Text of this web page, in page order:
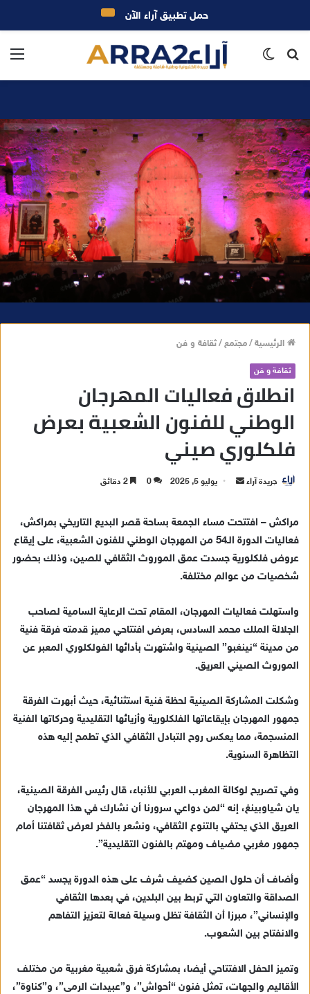
بحث
الرئيسية/مجتمع/ثقافة و فن
ثقافة و فن
انطلاق فعاليات المهرجان
الوطني للفنون الشعبية بعرض
فلكلوري صيني
جريدة آراء
ر
ي
ا
إ
ل
ك
ر
و
يوليو 5, 2025 0
مراكش – افتتحت مساء الجمعة بساحة قصر البديع التاريخي بمراكش،
فعاليات الدورة الـ54 من المهرجان الوطني للفنون الشعبية، على إيقاع
عروض فلكلورية جسدت عمق الموروث الثقافي للصين، وذلك بحضور
شخصيات من عوالم مختلفة.
واستهلت فعاليات المهرجان، المقام تحت الرعاية السامية لصاحب
الجلالة الملك محمد السادس، بعرض افتتاحي مميز قدمته فرقة فنية
من مدينة “نينغبو” الصينية واشتهرت بأدائها الفولكلوري المعبر عن
الموروث الصيني العريق.
وشكلت المشاركة الصينية لحظة فنية استثنائية، حيث أبهرت الفرقة
جمهور المهرجان بإيقاعاتها الفلكلورية وأزيائها التقليدية وحركاتها الفنية
المنسجمة، مما يعكس روح التبادل الثقافي الذي تطمح إليه هذه
التظاهرة السنوية.
وفي تصريح لوكالة المغرب العربي للأنباء، قال رئيس الفرقة الصينية،
يان شياوبينغ، إنه “لمن دواعي سرورنا أن نشارك في هذا المهرجان
العريق الذي يحتفي بالتنوع الثقافي، ونشعر بالفخر لعرض ثقافتنا أمام
جمهور مغربي مضياف ومهتم بالفنون التقليدية”.
وأضاف أن حلول الصين كضيف شرف على هذه الدورة يجسد “عمق
الصداقة والتعاون التي تربط بين البلدين، في بعدها الثقافي
والإنساني”، مبرزا أن الثقافة تظل وسيلة فعالة لتعزيز التفاهم
والانفتاح بين الشعوب.
وتميز الحفل الافتتاحي أيضا، بمشاركة فرق شعبية مغربية من مختلف
الأقاليم والجهات، تمثل فنون “أحواش”، و”عبيدات الرمى”، و”كناوة”،
حمل تطبيق آراء الآن